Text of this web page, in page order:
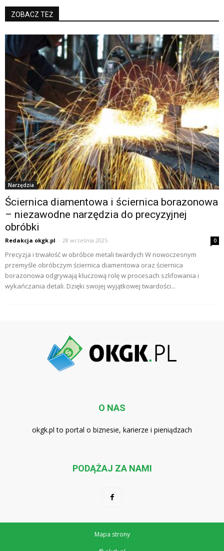
ZOBACZ TEŻ
Narzędzia
Ściernica diamentowa i ściernica borazonowa
– niezawodne narzędzia do precyzyjnej
obróbki
Redakcja okgk.pl - 28 września 2025 0
Precyzja i trwałość w obróbce metali twardych W nowoczesnym
przemyśle obróbczym ściernica diamentowa oraz ściernica
borazonowa odgrywają kluczową rolę w procesach szlifowania i
wykańczania detali. Dzięki swojej wyjątkowej twardości...
O NAS
okgk.pl to portal o biznesie, karierze i pieniądzach
PODĄŻAJ ZA NAMI
Mapa strony